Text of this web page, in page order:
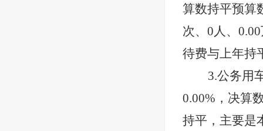
算数持平预算
次、 0人、 0.00
待费与上年持
3.公务用
0.00%，决算
持平，主要是